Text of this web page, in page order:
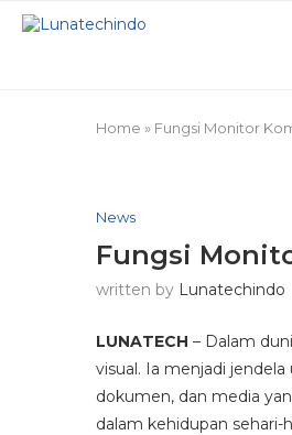
Home » Fungsi Monitor
News
Fungsi
written by Lunatechindo
LUNATECH – Dalam
visual. Ia menjadi
dokumen, dan media
dalam kehidupan sehari-